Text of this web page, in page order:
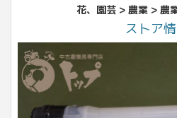
花、園芸 > 農業 > 農
ストア